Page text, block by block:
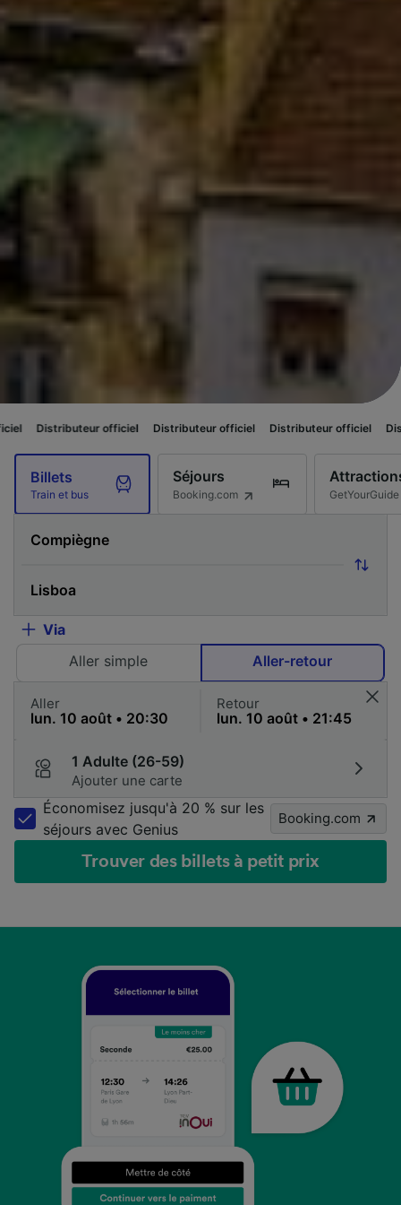
officiel Distributeur officiel Distributeur officiel Distributeur
Billets
Train et bus
Séjours
Booking.com GetYourGuide
Via
Aller simple
Aller-retour
Aller Retour
1 Adulte (26-59)
Ajouter une carte
Économisez jusqu'à 20 % sur les
séjours avec Genius
Booking.com
Trouver des billets à petit prix